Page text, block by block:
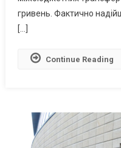
гривень. Фактично
[…]
Continue Reading